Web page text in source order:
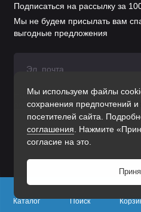
Каталог Поиск
Мы используем файлы
сохранения предпочтений и
посетителей сайта.
соглашения . Нажмите
согласие на это.
Подписаться на рассылку за
Мы не будем присылать вам
выгодные предложения
Нажимая на кнопку
обработку персональных